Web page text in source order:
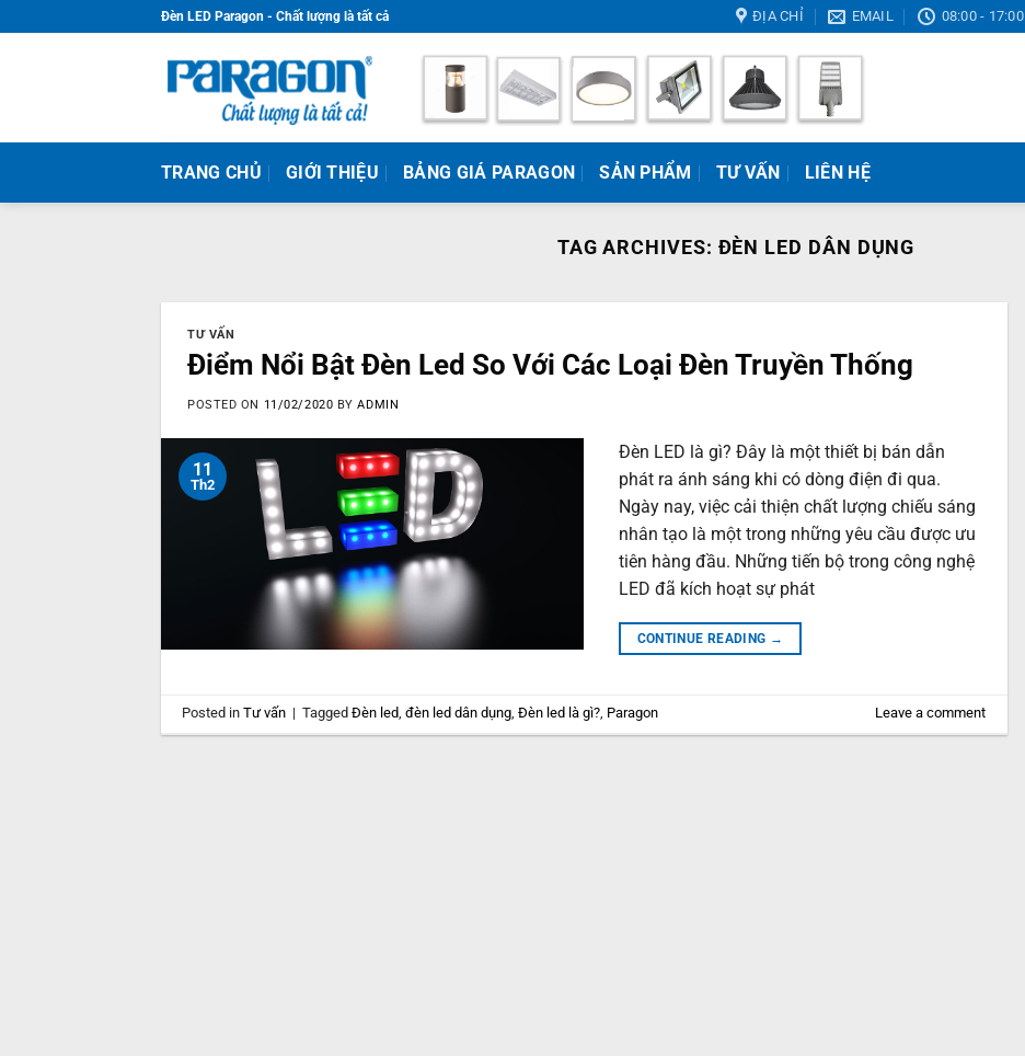
to
Đèn LED Paragon - Chất lượng là tất cả ĐỊA CHỈ EMAIL 08:00 - 17:00
TRANG CHỦ GIỚI THIỆU BẢNG GIÁ PARAGON SẢN PHẨM TƯ VẤN LIÊN HỆ
TAG ARCHIVES: ĐÈN LED DÂN DỤNG
TƯ VẤN
Điểm Nổi Bật Đèn Led So Với Các Loại Đèn Truyền Thống
POSTED ON 11/02/2020 BYADMIN
11
Th2
Đèn LED là gì? Đây là một thiết bị bán dẫn
phát ra ánh sáng khi có dòng điện đi qua.
Ngày nay, việc cải thiện chất lượng chiếu sáng
nhân tạo là một trong những yêu cầu được ưu
tiên hàng đầu. Những tiến bộ trong công nghệ
LED đã kích hoạt sự phát
CONTINUE READING →
Posted inTư vấn | TaggedĐèn led ,đèn led dân dụng ,Đèn led là gì? Paragon Leave a comment